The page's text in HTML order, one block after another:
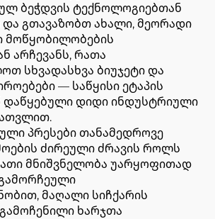
ბეჭდვის ტექნოლოგიებთან
და გთავაზობთ ახალი, მეორადი
მოწყობილობების
არჩევანს, რათა
სხვადასხვა ბიუჯეტი და
— საწყისი ეტაპის
დაწყებული დიდი ინდუსტრიული
პრესები თანამედროვე
ძირეული ძრავის როლს
მნიშვნელობა უარყოფითად
მაღალი სიჩქარის
ხარჯთა